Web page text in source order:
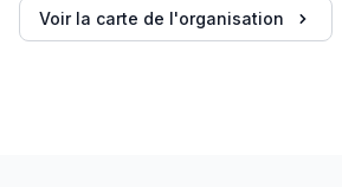
Voir la carte de l'organisation